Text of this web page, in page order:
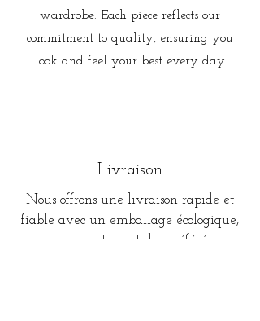
wardrobe. Each piece reflects our
commitment to quality, ensuring you
look and feel your best every day
Livraison
Nous offrons une livraison rapide et
fiable avec un emballage écologique,
apportant vos styles préférés